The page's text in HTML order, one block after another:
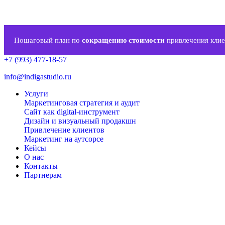
Пошаговый план по сокращению стоимости привлечения
+7 (993) 477-18-57
info@indigastudio.ru
Услуги
Маркетинговая стратегия и аудит
Сайт как digital-инструмент
Дизайн и визуальный продакшн
Привлечение клиентов
Маркетинг на аутсорсе
Кейсы
О нас
Контакты
Партнерам